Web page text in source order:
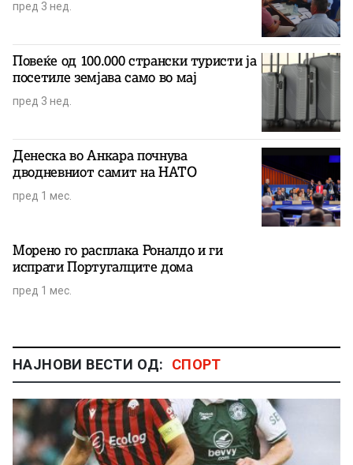
пред 3 нед.
Повеќе од 100.000 странски туристи ја
посетиле земјава само во мај
пред 3 нед.
Денеска во Анкара почнува
дводневниот самит на НАТО
пред 1 мес.
Морено го расплака Роналдо и ги
испрати Португалците дома
пред 1 мес.
НАЈНОВИ ВЕСТИ ОД: СПОРТ